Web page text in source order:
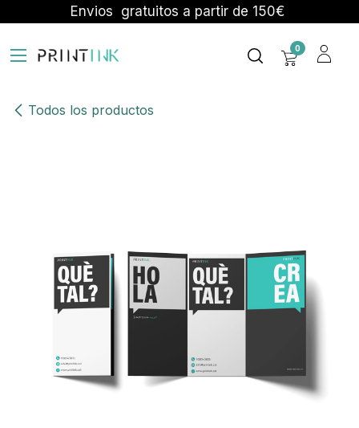
Ir al contenidoEnvios gratuitos a partir de 150€
0
Todos los productos